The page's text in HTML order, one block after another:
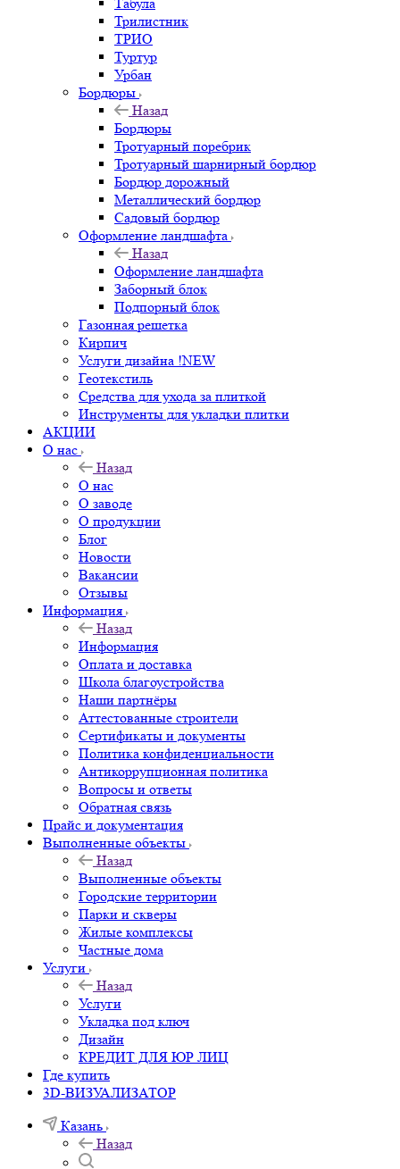
Трилистник
ТРИО
Туртур
Урбан
Бордюры
Назад
Бордюры
Тротуарный поребрик
Тротуарный шарнирный бордюр
Бордюр дорожный
Металлический бордюр
Садовый бордюр
Оформление ландшафта
Назад
Оформление ландшафта
Заборный блок
Подпорный блок
Газонная решетка
Кирпич
Услуги дизайна !NEW
Геотекстиль
Средства для ухода за плиткой
Инструменты для укладки плитки
АКЦИИ
О нас
Назад
О нас
О заводе
О продукции
Блог
Новости
Вакансии
Отзывы
Информация
Назад
Информация
Оплата и доставка
Школа благоустройства
Наши партнёры
Аттестованные строители
Сертификаты и документы
Политика конфиденциальности
Антикоррупционная политика
Вопросы и ответы
Обратная связь
Прайс и документация
Выполненные объекты
Назад
Выполненные объекты
Городские территории
Парки и скверы
Жилые комплексы
Частные дома
Услуги
Назад
Услуги
Укладка под ключ
Дизайн
КРЕДИТ ДЛЯ ЮР ЛИЦ
Где купить
3D-ВИЗУАЛИЗАТОР
Казань
Назад